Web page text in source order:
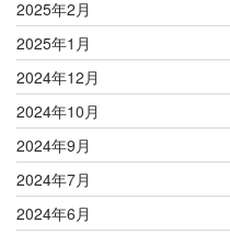
2025年2月
2025年1月
2024年12月
2024年10月
2024年9月
2024年7月
2024年6月